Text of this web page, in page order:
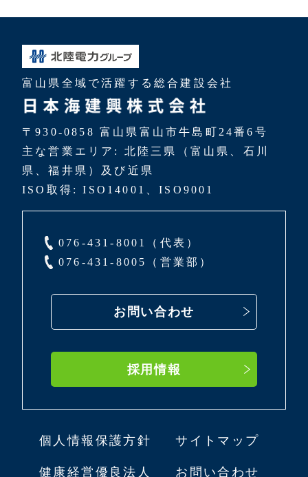
富山県全域で活躍する総合建設会社
〒930-0858 富山県富山市牛島町24番6号
主な営業エリア: 北陸三県（富山県、石川
県、福井県）及び近県
ISO取得: ISO14001、ISO9001
076-431-8001（代表）
076-431-8005（営業部）
お問い合わせ
採用情報
個人情報保護方針 サイトマップ
健康経営優良法人 お問い合わせ